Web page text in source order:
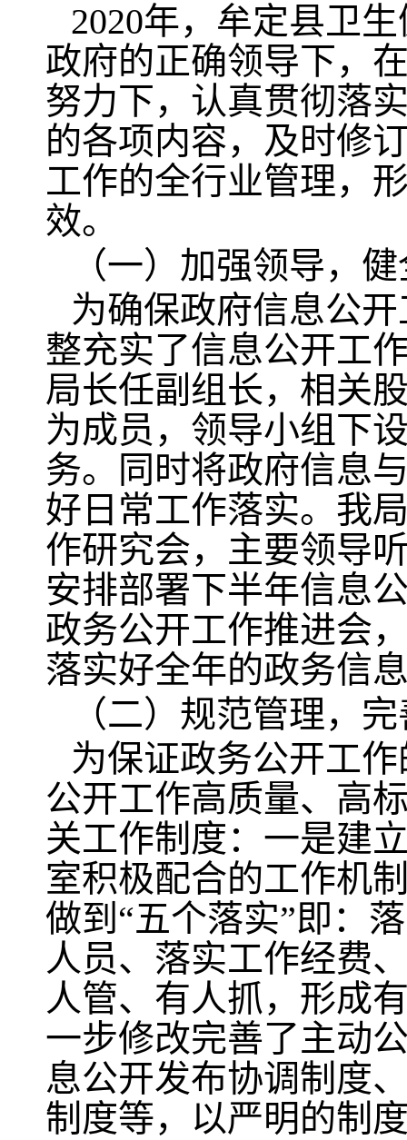
2020年，牟定县卫
政府的正确领导下，
努力下，认真贯彻落
的各项内容，及时修
工作的全行业管理，
效。
（一）加强领导，
为确保政府信息公
整充实了信息公开工
局长任副组长，相关
为成员，领导小组下
务。同时将政府信息
好日常工作落实。我
作研究会，主要领导
安排部署下半年信息
政务公开工作推进会
落实好全年的政务信
（二）规范管理，
为保证政务公开工
公开工作高质量、高
关工作制度：一是建
室积极配合的工作机
做到“五个落实”即：
人员、落实工作经费
人管、有人抓，形成
一步修改完善了主动
息公开发布协调制度
制度等，以严明的制